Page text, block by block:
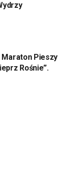
Maraton Pieszy
Rośnie”.